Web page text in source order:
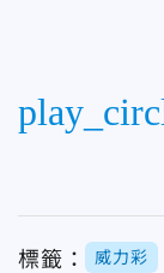
標籤： 威力彩